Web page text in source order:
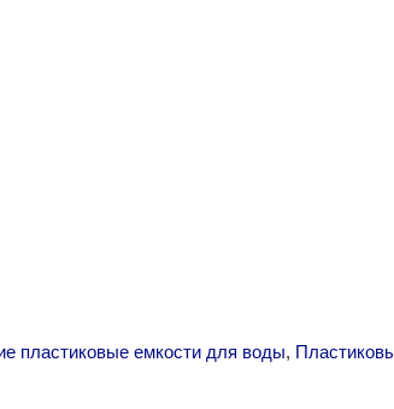
пластиковые емкости для воды,